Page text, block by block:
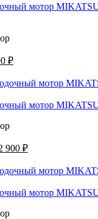
мотор
₽
мотор
900 ₽
мотор